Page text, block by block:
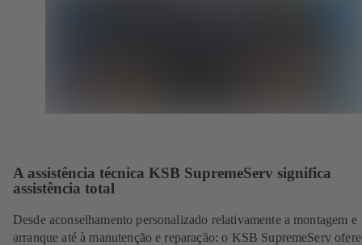
A assistência técnica KSB SupremeServ significa
assistência total
Desde aconselhamento personalizado relativamente a montagem e
arranque até à manutenção e reparação: o KSB SupremeServ